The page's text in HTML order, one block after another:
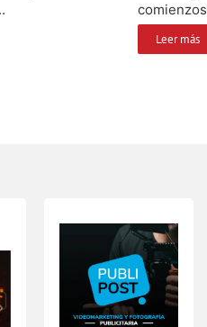
Leer más